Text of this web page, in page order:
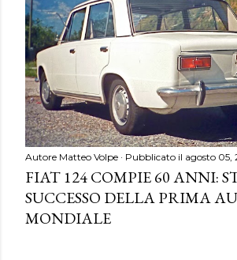
Autore Matteo Volpe Pubblicato il agosto 05,
FIAT 124 COMPIE 60 ANNI:
SUCCESSO DELLA PRIMA
MONDIALE